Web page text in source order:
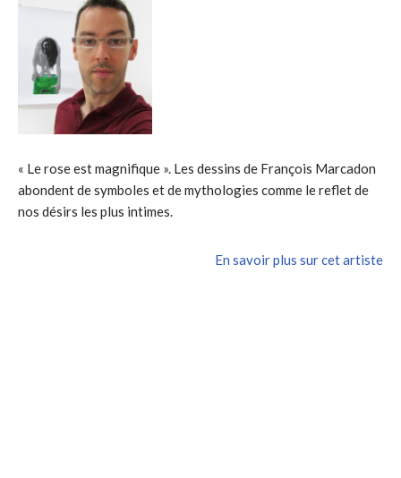
« Le rose est magnifique ». Les dessins de François Marcadon
abondent de symboles et de mythologies comme le reflet de
nos désirs les plus intimes.
En savoir plus sur cet artiste